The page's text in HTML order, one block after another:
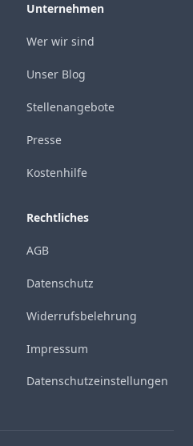
Unternehmen
Wer wir sind
Unser Blog
Stellenangebote
Presse
Kostenhilfe
Rechtliches
AGB
Datenschutz
Widerrufsbelehrung
Impressum
Datenschutzeinstellungen